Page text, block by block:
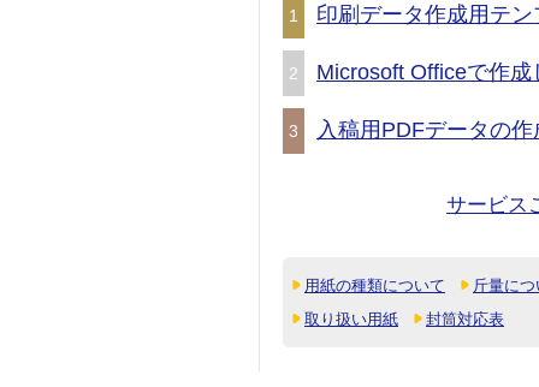
1 印刷データ作成用テ
2 Microsoft Officeで作
3 入稿用PDFデータの
サービス
用紙の種類について
斤量に
取り扱い用紙
封筒対応表